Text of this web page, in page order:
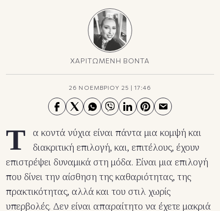
ΧΑΡΙΤΩΜΕΝΗ ΒΟΝΤΑ
26 ΝΟΕΜΒΡΙΟΥ 25 |17:46
Τ α κοντά νύχια είναι πάντα μια κομψή και
διακριτική επιλογή, και, επιτέλους, έχουν
επιστρέψει δυναμικά στη μόδα. Είναι μια επιλογή
που δίνει την αίσθηση της καθαριότητας, της
πρακτικότητας, αλλά και του στιλ χωρίς
υπερβολές. Δεν είναι απαραίτητο να έχετε μακριά